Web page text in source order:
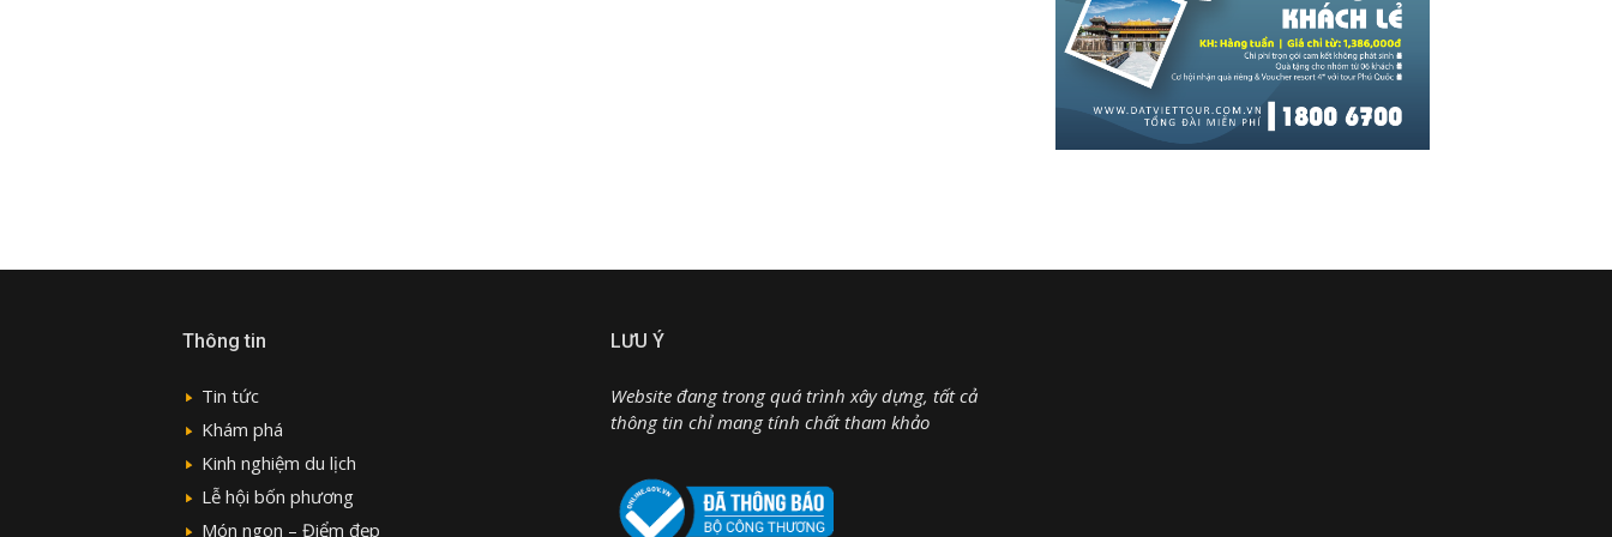
Thông tin
Tin tức
Khám phá
Kinh nghiệm du lịch
Lễ hội bốn phương
Món ngon – Điểm đẹp
LƯU Ý
Website đang trong quá trình xây dựng, tất cả
thông tin chỉ mang tính chất tham khảo